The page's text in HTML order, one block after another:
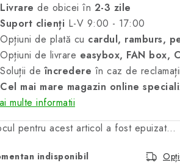
Livrare de obicei în 2-3 zile
Suport clienți L-V 9:00 - 17:00
de plată cu cardul, ramburs,
de livrare easybox, FAN box,
deîncredere în caz de reclamații
Cel mai mare magazin online
multe informatii
pentru acest articol a fost epuizat…
indisponibil